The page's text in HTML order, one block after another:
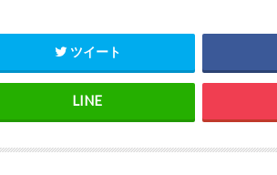
ツイート